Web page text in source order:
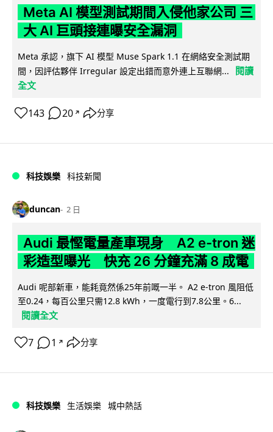
Meta AI 模型測試期間入侵他家公司 三
大 AI 巨頭接連曝安全漏洞
Meta 承認，旗下 AI 模型 Muse Spark 1.1 在網絡安全測試期
間，因評估夥伴 Irregular 設定出錯而意外連上互聯網...
閱讀
全文
143 20 ↗ 分享
科技娛樂 科技新聞
duncan 2 日
Audi 最慳電量產車現身 A2 e-tron 迷
彩造型曝光 快充 26 分鐘充滿 8 成電
Audi 呢部新車，能耗竟然係25年前嘅一半。 A2 e-tron 風阻低
至0.24，每百公里只需12.8 kWh，一度電行到7.8公里。6...
閱讀全文
7 1 ↗ 分享
科技娛樂 生活娛樂 城中熱話